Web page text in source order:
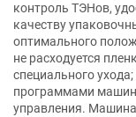
контроль ТЭНов,
качеству
оптимального
не расходуется
специального
программами
управления.